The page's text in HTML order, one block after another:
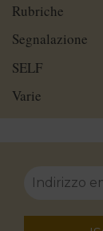
Rubriche
Segnalazione
SELF
Varie